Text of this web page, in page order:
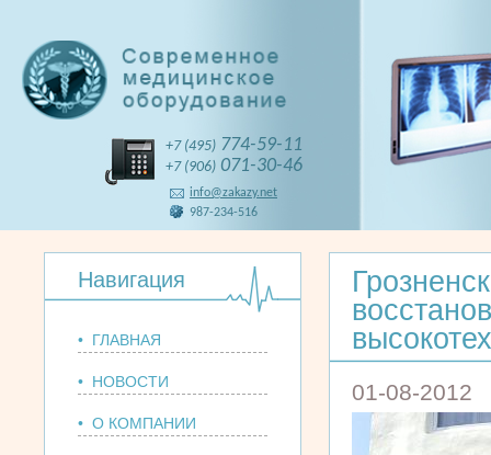
+7 (495) 774-59-11
+7 (906) 071-30-46
info@zakazy.net
987-234-516
Навигация
• ГЛАВНАЯ
• НОВОСТИ
• О КОМПАНИИ
01-08-2012